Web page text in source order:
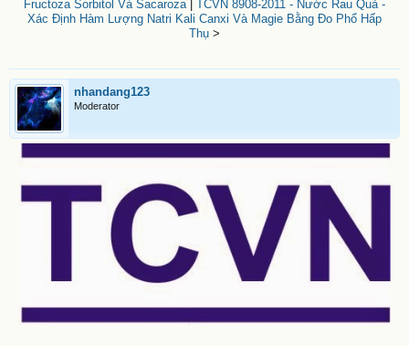
Fructoza Sorbitol Và Sacaroza| TCVN 8908-2011 - Nước Rau Quả -
Xác Định Hàm Lượng Natri Kali Canxi Và Magie Bằng Đo Phổ Hấp
Thụ >
nhandang123
Moderator